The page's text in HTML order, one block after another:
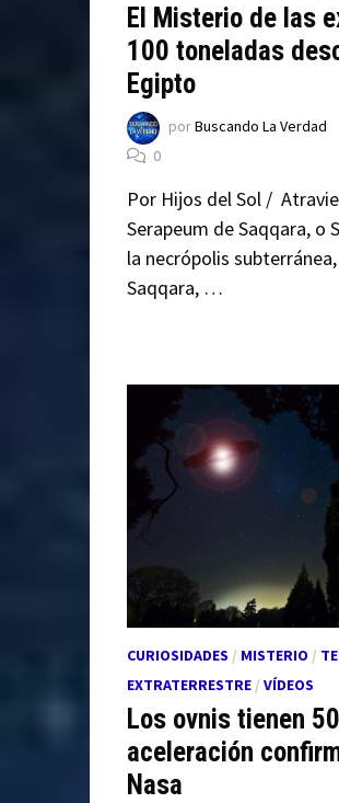
El Misterio de las
100 toneladas
Egipto
porBuscando La Verdad
0
Por Hijos del Sol /
Serapeum de Saqqara, o
la necrópolis
Saqqara, …
CURIOSIDADES / MISTERIO /
EXTRATERRESTRE/ VÍDEOS
Los ovnis tienen
aceleración
Nasa